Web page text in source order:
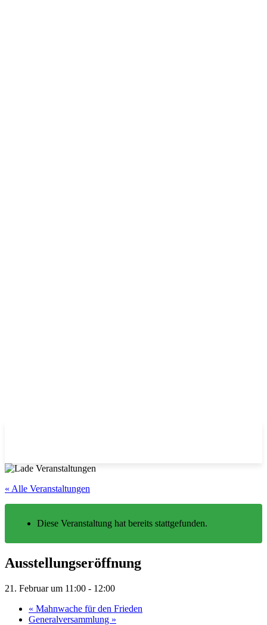
« Alle Veranstaltungen
Diese Veranstaltung hat bereits stattgefunden.
Ausstellungseröffnung
21. Februar um 11:00 - 12:00
« Mahnwache für den Frieden
Generalversammlung »